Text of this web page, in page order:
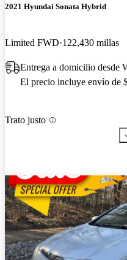
2021 Hyundai Sonata Hybrid
Limited FWD 122,430 millas
Entrega a domicilio desde
El precio incluye envío de
Trato justo